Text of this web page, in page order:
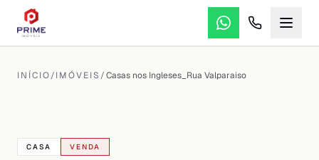
INÍCIO/IMÓVEIS /Casas nos Ingleses_Rua Valparaiso
CASA VENDA